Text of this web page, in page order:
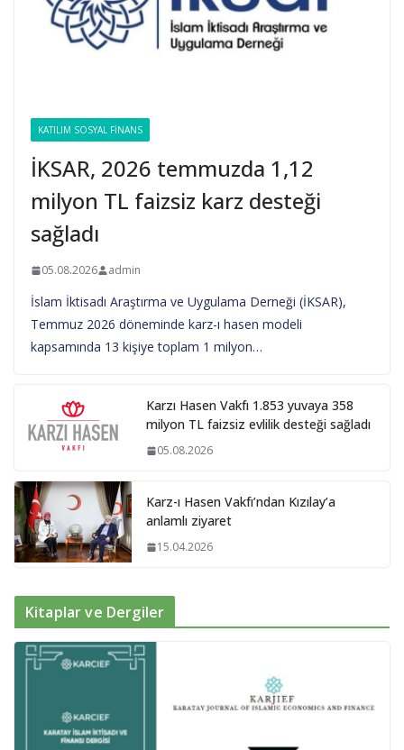
KATILIM SOSYAL FINANS
İKSAR, 2026 temmuzda 1,12
milyon TL faizsiz karz desteği
sağladı
05.08.2026 admin
İslam İktisadı Araştırma ve Uygulama Derneği (İKSAR),
Temmuz 2026 döneminde karz-ı hasen modeli
kapsamında 13 kişiye toplam 1 milyon…
Karzı Hasen Vakfı 1.853 yuvaya 358
milyon TL faizsiz evlilik desteği sağladı
05.08.2026
Karz-ı Hasen Vakfı’ndan Kızılay’a
anlamlı ziyaret
15.04.2026
Kitaplar ve Dergiler